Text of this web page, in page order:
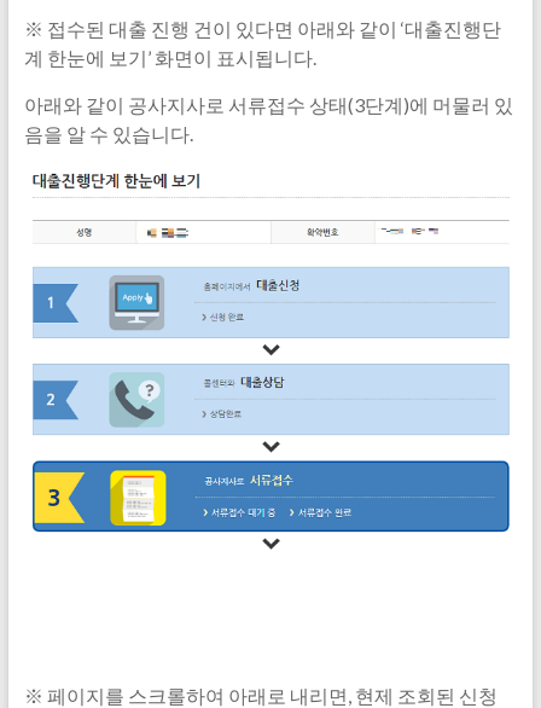
※ 접수된 대출 진행 건이 있다면 아래와 같이 ‘대출진행단
계 한눈에 보기’ 화면이 표시됩니다.
아래와 같이 공사지사로 서류접수 상태(3단계)에 머물러 있
음을 알 수 있습니다.
※ 페이지를 스크롤하여 아래로 내리면, 현제 조회된 신청